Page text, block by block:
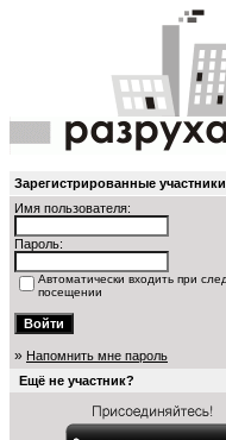
Зарегистрированные участники
Имя пользователя:
Пароль:
Автоматически входить при
посещении
» Напомнить мне пароль
Ещё не участник?